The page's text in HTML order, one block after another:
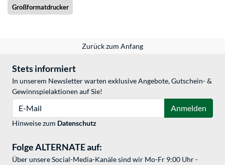
Großformatdrucker
Zurück zum Anfang
Stets informiert
In unserem Newsletter warten exklusive Angebote, Gutschein- &
Gewinnspielaktionen auf Sie!
Anmelden
Hinweise zum Datenschutz
Folge ALTERNATE auf:
Über unsere Social-Media-Kanäle sind wir Mo-Fr 9:00 Uhr -